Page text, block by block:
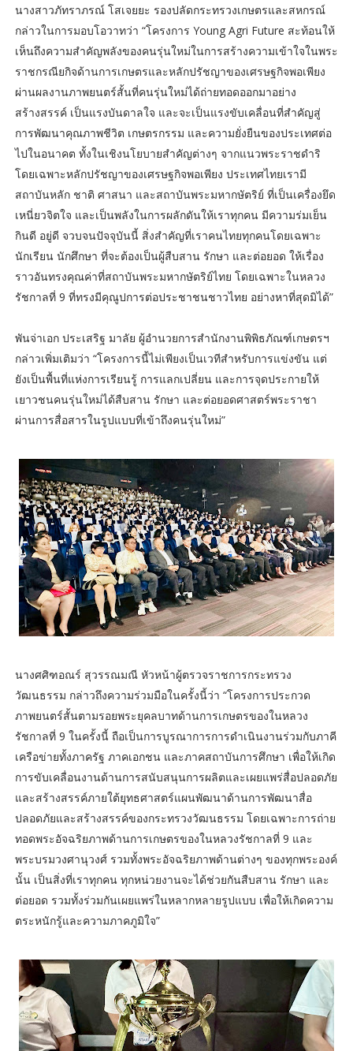
นางสาวภัทราภรณ์ โสเจยยะ รองปลัดกระทรวงเกษตรและสหกรณ์
กล่าวในการมอบโอวาทว่า “โครงการ Young Agri Future สะท้อนให้
เห็นถึงความสำคัญพลังของคนรุ่นใหม่ในการสร้างความเข้าใจในพระ
ราชกรณียกิจด้านการเกษตรและหลักปรัชญาของเศรษฐกิจพอเพียง
ผ่านผลงานภาพยนตร์สั้นที่คนรุ่นใหม่ได้ถ่ายทอดออกมาอย่าง
สร้างสรรค์ เป็นแรงบันดาลใจ และจะเป็นแรงขับเคลื่อนที่สำคัญสู่
การพัฒนาคุณภาพชีวิต เกษตรกรรม และความยั่งยืนของประเทศต่อ
ไปในอนาคต ทั้งในเชิงนโยบายสำคัญต่างๆ จากแนวพระราชดำริ
โดยเฉพาะหลักปรัชญาของเศรษฐกิจพอเพียง ประเทศไทยเรามี
สถาบันหลัก ชาติ ศาสนา และสถาบันพระมหากษัตริย์ ที่เป็นเครื่องยึด
เหนี่ยวจิตใจ และเป็นพลังในการผลักดันให้เราทุกคน มีความร่มเย็น
กินดี อยู่ดี จวบจนปัจจุบันนี้ สิ่งสำคัญที่เราคนไทยทุกคนโดยเฉพาะ
นักเรียน นักศึกษา ที่จะต้องเป็นผู้สืบสาน รักษา และต่อยอด ให้เรื่อง
ราวอันทรงคุณค่าที่สถาบันพระมหากษัตริย์ไทย โดยเฉพาะในหลวง
รัชกาลที่ 9 ที่ทรงมีคุณูปการต่อประชาชนชาวไทย อย่างหาที่สุดมิได้”
พันจ่าเอก ประเสริฐ มาลัย ผู้อำนวยการสำนักงานพิพิธภัณฑ์เกษตรฯ
กล่าวเพิ่มเติมว่า “โครงการนี้ไม่เพียงเป็นเวทีสำหรับการแข่งขัน แต่
ยังเป็นพื้นที่แห่งการเรียนรู้ การแลกเปลี่ยน และการจุดประกายให้
เยาวชนคนรุ่นใหม่ได้สืบสาน รักษา และต่อยอดศาสตร์พระราชา
ผ่านการสื่อสารในรูปแบบที่เข้าถึงคนรุ่นใหม่”
นางศศิฑอณร์ สุวรรณมณี หัวหน้าผู้ตรวจราชการกระทรวง
วัฒนธรรม กล่าวถึงความร่วมมือในครั้งนี้ว่า “โครงการประกวด
ภาพยนตร์สั้นตามรอยพระยุคลบาทด้านการเกษตรของในหลวง
รัชกาลที่ 9 ในครั้งนี้ ถือเป็นการบูรณาการการดำเนินงานร่วมกับภาคี
เครือข่ายทั้งภาครัฐ ภาคเอกชน และภาคสถาบันการศึกษา เพื่อให้เกิด
การขับเคลื่อนงานด้านการสนับสนุนการผลิตและเผยแพร่สื่อปลอดภัย
และสร้างสรรค์ภายใต้ยุทธศาสตร์แผนพัฒนาด้านการพัฒนาสื่อ
ปลอดภัยและสร้างสรรค์ของกระทรวงวัฒนธรรม โดยเฉพาะการถ่าย
ทอดพระอัจฉริยภาพด้านการเกษตรของในหลวงรัชกาลที่ 9 และ
พระบรมวงศานุวงศ์ รวมทั้งพระอัจฉริยภาพด้านต่างๆ ของทุกพระองค์
นั้น เป็นสิ่งที่เราทุกคน ทุกหน่วยงานจะได้ช่วยกันสืบสาน รักษา และ
ต่อยอด รวมทั้งร่วมกันเผยแพร่ในหลากหลายรูปแบบ เพื่อให้เกิดความ
ตระหนักรู้และความภาคภูมิใจ”